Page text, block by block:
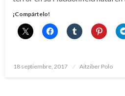
¡Compártelo!
Publicado
18 septiembre, 2017 Aitziber Polo